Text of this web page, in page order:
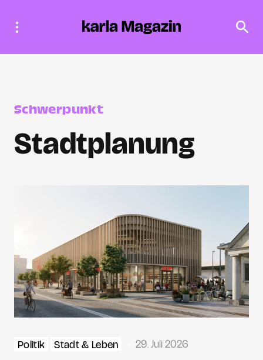
Schwerpunkt
Stadtplanung
Politik Stadt & Leben 29. Juli 2026